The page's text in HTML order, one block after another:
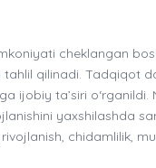
cheklangan
qilinadi. Tadqiqot
ijobiy ta’siri
yaxshilashda
chidamlilik,